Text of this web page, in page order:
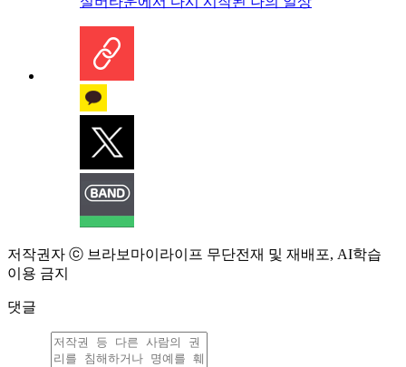
저작권자 ⓒ 브라보마이라이프 무단전재 및 재배포, AI학습
이용 금지
댓글